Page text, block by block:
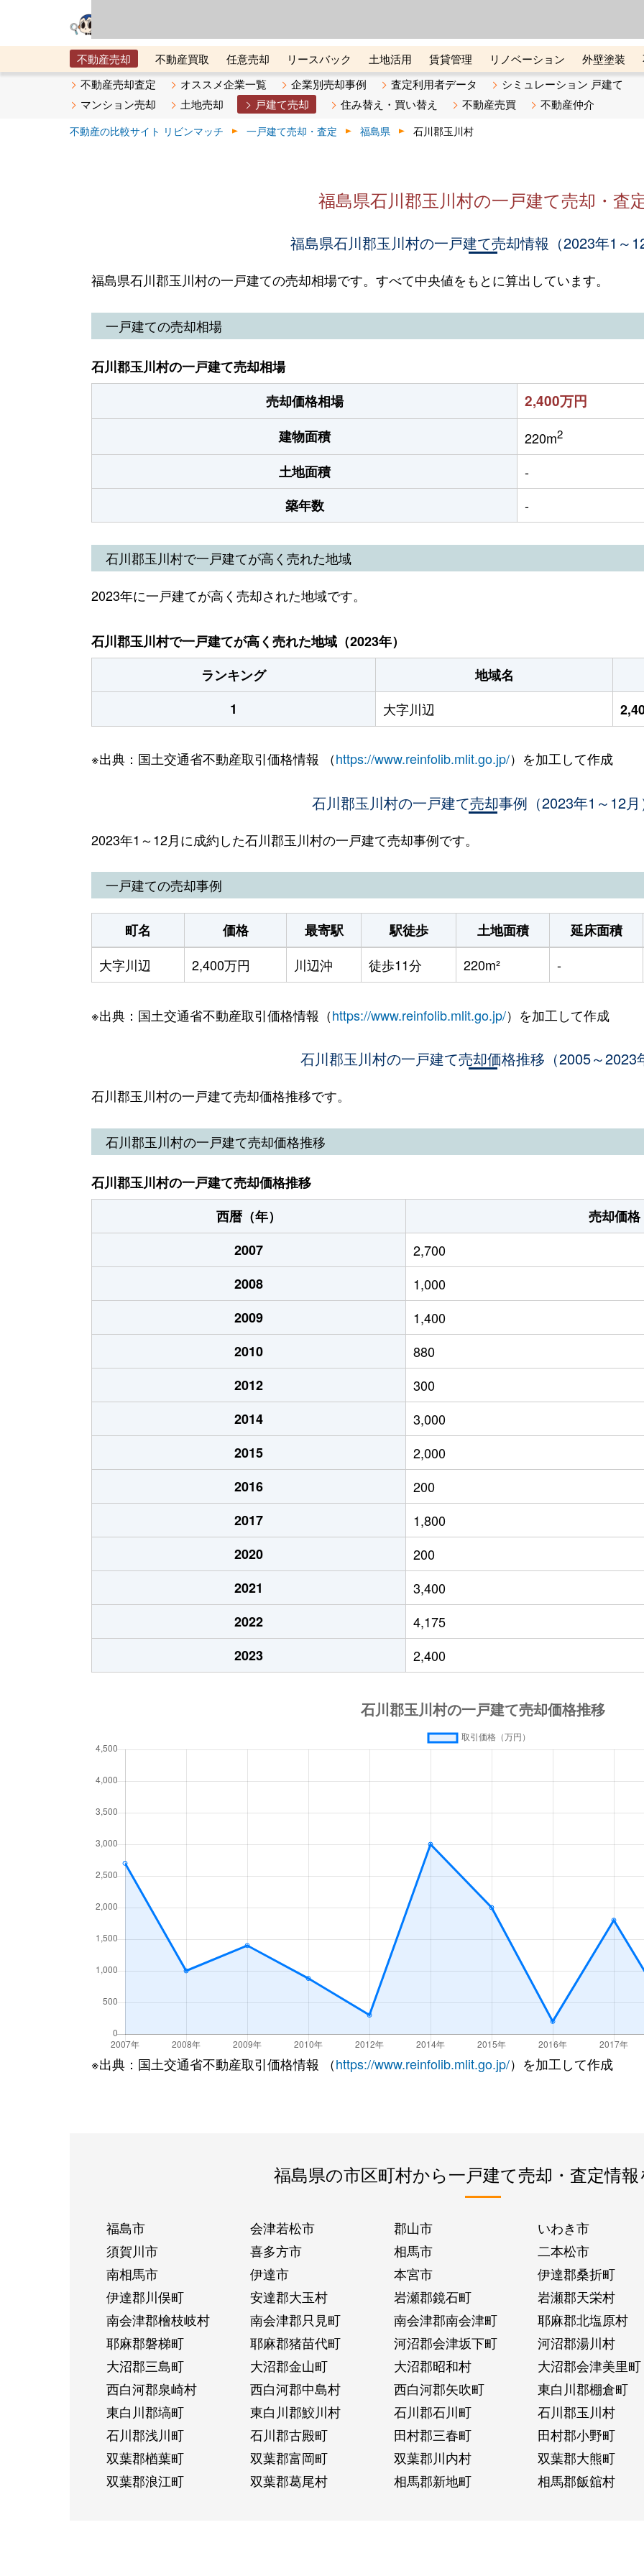
不動産売却 不動産買取 任意売却 リースバック 土地活用 賃貸管理 リノベーション 外壁塗装
メタ住宅展示場
ベスト不動産カンパニー オンライン講座 リビンマガジンBiz 不動産売却ご相談デスク
不動産売却査定 オススメ企業一覧 企業別売却事例 査定利用者データ
シミュレーション 戸建て
マンション売却
土地売却 戸建て売却 住み替え・買い替え 不動産売買 不動産仲介
不動産の比較サイト リビンマッチ 一戸建て売却・査定 福島県 石川郡玉川村
福島県石川郡玉川村の一戸建て売却・査
福島県石川郡玉川村の一戸建て売却情報（2023年1～12
福島県石川郡玉川村の一戸建ての売却相場です。すべて中央値をもとに算出しています。
一戸建ての売却相場
石川郡玉川村の一戸建て売却相場
売却価格相場
2,400万円
建物面積 220m2
土地面積
-
築年数
-
石川郡玉川村で一戸建てが高く売れた地域
2023年に一戸建てが高く売却された地域です。
石川郡玉川村で一戸建てが高く売れた地域（2023年）
ランキング
地域名
1
大字川辺
※出典：国土交通省不動産取引価格情報 （https://www.reinfolib.mlit.go.jp/）を加工して作成
石川郡玉川村の一戸建て売却事例（2023年1～12月
2023年1～12月に成約した石川郡玉川村の一戸建て売却事例です。
一戸建ての売却事例
町名 価格 最寄駅 駅徒歩 土地面積 延床面積
大字川辺
2,400万円 川辺沖 徒歩11分 220m² -
※出典：国土交通省不動産取引価格情報（https://www.reinfolib.mlit.go.jp/）を加工して作成
石川郡玉川村の一戸建て売却価格推移（2005～2023
石川郡玉川村の一戸建て売却価格推移です。
石川郡玉川村の一戸建て売却価格推移
石川郡玉川村の一戸建て売却価格推移
西暦（年）
売却価格
2007
2,700
2008
1,000
2009
1,400
2010
880
2012
300
2014
3,000
2015
2,000
2016
200
2017
1,800
2020
200
2021
3,400
2022
4,175
2023
2,400
※出典：国土交通省不動産取引価格情報 （https://www.reinfolib.mlit.go.jp/）を加工して作成
福島県の市区町村から一戸建て売却・査定情
福島市 会津若松市 郡山市 いわき市
須賀川市
喜多方市 相馬市 二本松市
南相馬市
伊達市 本宮市 伊達郡桑折町
伊達郡川俣町
安達郡大玉村 岩瀬郡鏡石町 岩瀬郡天栄村
南会津郡檜枝岐村
南会津郡只見町 南会津郡南会津町 耶麻郡北塩原村
耶麻郡磐梯町
耶麻郡猪苗代町 河沼郡会津坂下町 河沼郡湯川村
大沼郡三島町
大沼郡金山町 大沼郡昭和村 大沼郡会津美里町
西白河郡泉崎村
西白河郡中島村 西白河郡矢吹町 東白川郡棚倉町
東白川郡塙町
東白川郡鮫川村 石川郡石川町 石川郡玉川村
石川郡浅川町
石川郡古殿町 田村郡三春町 田村郡小野町
双葉郡楢葉町
双葉郡富岡町 双葉郡川内村 双葉郡大熊町
双葉郡浪江町
双葉郡葛尾村 相馬郡新地町 相馬郡飯舘村